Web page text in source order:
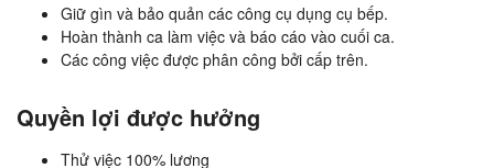
Giữ gìn và bảo quản các công cụ dụng cụ bếp.
Hoàn thành ca làm việc và báo cáo vào cuối ca.
Các công việc được phân công bởi cấp trên.
Quyền lợi được hưởng
Thử việc 100% lương